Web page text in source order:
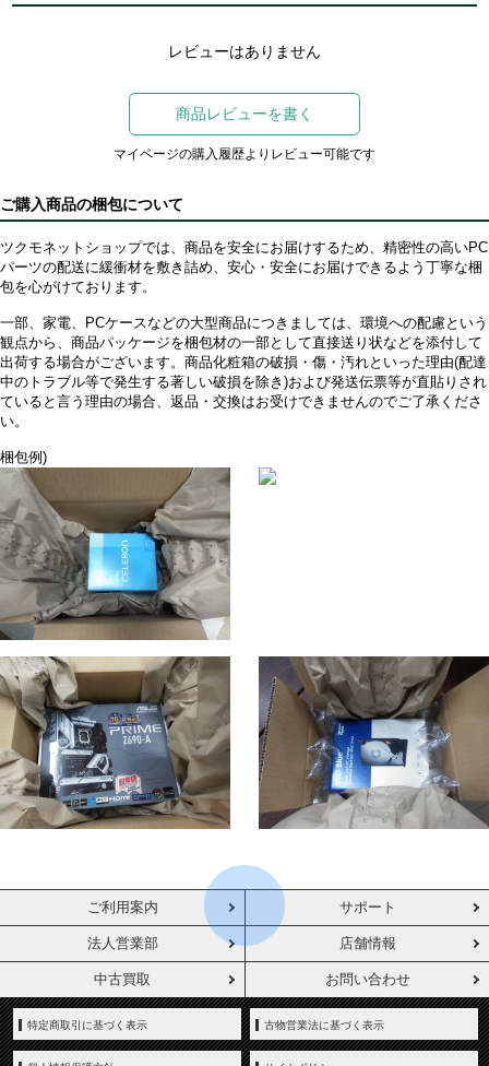
レビューはありません
商品レビューを書く
マイページの購入履歴よりレビュー可能です
ご購入商品の梱包について
ツクモネットショップでは、商品を安全にお届けするため、精密性の高いPC
パーツの配送に緩衝材を敷き詰め、安心・安全にお届けできるよう丁寧な梱
包を心がけております。
一部、家電、PCケースなどの大型商品につきましては、環境への配慮という
観点から、商品パッケージを梱包材の一部として直接送り状などを添付して
出荷する場合がございます。商品化粧箱の破損・傷・汚れといった理由(配達
中のトラブル等で発生する著しい破損を除き)および発送伝票等が直貼りされ
ていると言う理由の場合、返品・交換はお受けできませんのでご了承くださ
い。
梱包例)
ご利用案内 サポート
法人営業部 店舗情報
中古買取 お問い合わせ
特定商取引に基づく表示 古物営業法に基づく表示